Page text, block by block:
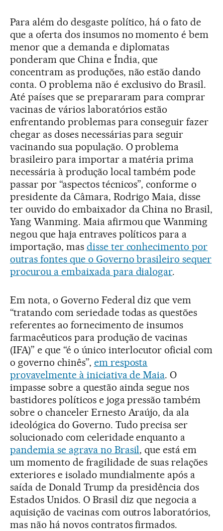
Para além do desgaste político, há o fato de
que a oferta dos insumos no momento é bem
menor que a demanda e diplomatas
ponderam que China e Índia, que
concentram as produções, não estão dando
conta. O problema não é exclusivo do Brasil.
Até países que se prepararam para comprar
vacinas de vários laboratórios estão
enfrentando problemas para conseguir fazer
chegar as doses necessárias para seguir
vacinando sua população. O problema
brasileiro para importar a matéria prima
necessária à produção local também pode
passar por “aspectos técnicos”, conforme o
presidente da Câmara, Rodrigo Maia, disse
ter ouvido do embaixador da China no Brasil,
Yang Wanming. Maia afirmou que Wanming
negou que haja entraves políticos para a
importação, mas disse ter conhecimento por
outras fontes que o Governo brasileiro sequer
procurou a embaixada para dialogar.
Em nota, o Governo Federal diz que vem
“tratando com seriedade todas as questões
referentes ao fornecimento de insumos
farmacêuticos para produção de vacinas
(IFA)” e que “é o único interlocutor oficial com
o governo chinês”, em resposta
provavelmente à iniciativa de Maia. O
impasse sobre a questão ainda segue nos
bastidores políticos e joga pressão também
sobre o chanceler Ernesto Araújo, da ala
ideológica do Governo. Tudo precisa ser
solucionado com celeridade enquanto a
pandemia se agrava no Brasil, que está em
um momento de fragilidade de suas relações
exteriores e isolado mundialmente após a
saída de Donald Trump da presidência dos
Estados Unidos. O Brasil diz que negocia a
aquisição de vacinas com outros laboratórios,
mas não há novos contratos firmados.